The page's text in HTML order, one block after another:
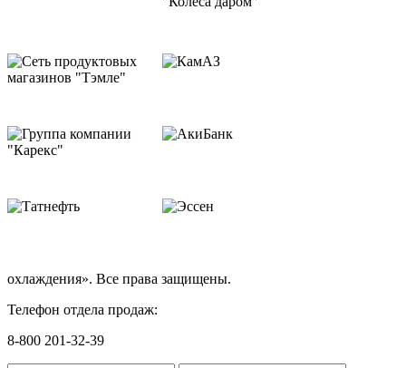
охлаждения». Все права защищены.
Телефон отдела продаж:
8-800 201-32-39